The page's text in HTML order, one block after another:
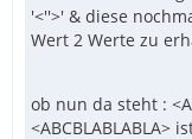
'<''>' & diese
Wert 2 Werte zu
ob nun da steht :
<ABCBLABLABLA>